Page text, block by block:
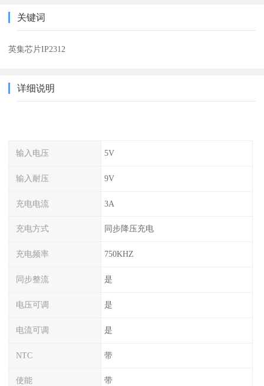
关键词
英集芯片IP2312
详细说明
输入电压 5V
输入耐压 9V
充电电流 3A
充电方式 同步降压充电
充电频率 750KHZ
同步整流 是
电压可调 是
电流可调 是
NTC 带
使能 带